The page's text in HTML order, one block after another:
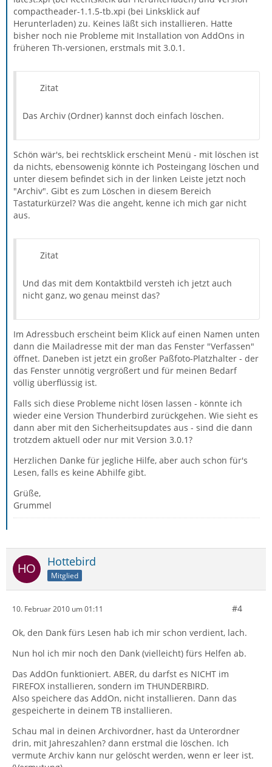
compactheader-1.1.5-tb.xpi (bei Linksklick auf
Herunterladen) zu. Keines läßt sich installieren. Hatte
bisher noch nie Probleme mit Installation von AddOns in
früheren Th-versionen, erstmals mit 3.0.1.
Zitat
Das Archiv (Ordner) kannst doch einfach löschen.
Schön wär's, bei rechtsklick erscheint Menü - mit löschen ist
da nichts, ebensowenig könnte ich Posteingang löschen und
unter diesem befindet sich in der linken Leiste jetzt noch
"Archiv". Gibt es zum Löschen in diesem Bereich
Tastaturkürzel? Was die angeht, kenne ich mich gar nicht
aus.
Zitat
Und das mit dem Kontaktbild versteh ich jetzt auch
nicht ganz, wo genau meinst das?
Im Adressbuch erscheint beim Klick auf einen Namen unten
dann die Mailadresse mit der man das Fenster "Verfassen"
öffnet. Daneben ist jetzt ein großer Paßfoto-Platzhalter - der
das Fenster unnötig vergrößert und für meinen Bedarf
völlig überflüssig ist.
Falls sich diese Probleme nicht lösen lassen - könnte ich
wieder eine Version Thunderbird zurückgehen. Wie sieht es
dann aber mit den Sicherheitsupdates aus - sind die dann
trotzdem aktuell oder nur mit Version 3.0.1?
Herzlichen Danke für jegliche Hilfe, aber auch schon für's
Lesen, falls es keine Abhilfe gibt.
Grüße,
Grummel
Hottebird
Mitglied
10. Februar 2010 um 01:11 #4
Ok, den Dank fürs Lesen hab ich mir schon verdient, lach.
Nun hol ich mir noch den Dank (vielleicht) fürs Helfen ab.
Das AddOn funktioniert. ABER, du darfst es NICHT im
FIREFOX installieren, sondern im THUNDERBIRD.
Also speichere das AddOn, nicht installieren. Dann das
gespeicherte in deinem TB installieren.
Schau mal in deinen Archivordner, hast da Unterordner
drin, mit Jahreszahlen? dann erstmal die löschen. Ich
vermute Archiv kann nur gelöscht werden, wenn er leer ist.